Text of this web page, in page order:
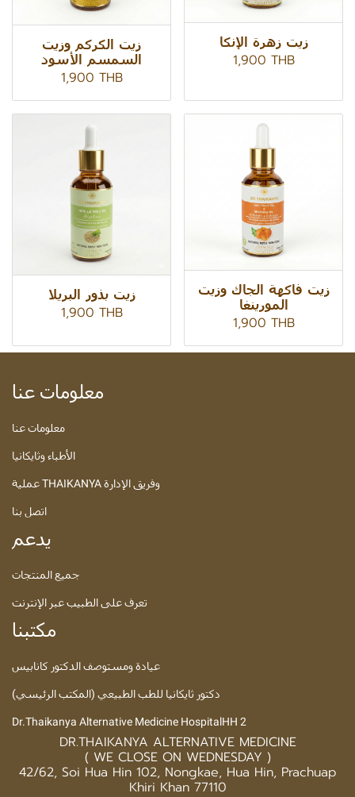
زيت الكركم وزيت
السمسم الأسود
1,900 THB
زيت زهرة الإنكا
1,900 THB
زيت بذور البريلا
1,900 THB
زيت فاكهة الجاك وزيت
المورينغا
1,900 THB
معلومات عنا
معلومات عنا
الأطباء وثايكانيا
عملية THAIKANYA وفريق الإدارة
اتصل بنا
يدعم
جميع المنتجات
تعرف على الطبيب عبر الإنترنت
مكتبنا
عيادة ومستوصف الدكتور كانابيس
دكتور ثايكانيا للطب الطبيعي (المكتب الرئيسي)
Dr.Thaikanya Alternative Medicine HospitalHH 2
DR.THAIKANYA ALTERNATIVE MEDICINE
( WE CLOSE ON WEDNESDAY )
42/62, Soi Hua Hin 102, Nongkae, Hua Hin, Prachuap
Khiri Khan 77110